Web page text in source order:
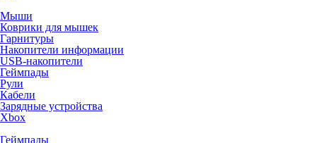
Мыши
Коврики для мышек
Гарнитуры
Накопители информации
USB-накопители
Геймпады
Рули
Кабели
Зарядные устройства
Xbox
Геймпады